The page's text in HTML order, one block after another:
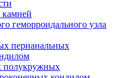
камней
геморроидального узла
перианальных
полукружных